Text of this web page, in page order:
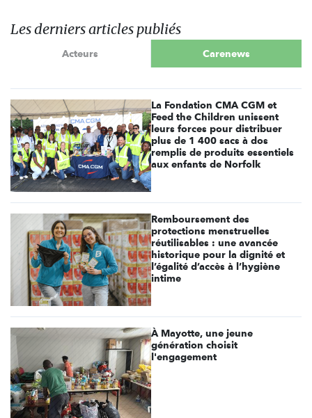
Les derniers articles publiés
Acteurs Carenews
La Fondation CMA CGM et
Feed the Children unissent
leurs forces pour distribuer
plus de 1 400 sacs à dos
remplis de produits essentiels
aux enfants de Norfolk
Remboursement des
protections menstruelles
réutilisables : une avancée
historique pour la dignité et
l’égalité d’accès à l’hygiène
intime
À Mayotte, une jeune
génération choisit
l'engagement